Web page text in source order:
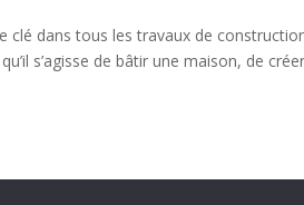
clé dans tous les travaux de
s’agisse de bâtir une maison, de